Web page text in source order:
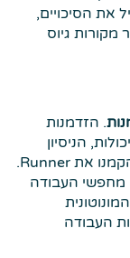
את הסיכויים,
מקורות גיוס
. הזדמנות
הניסיון
והערך שהוא מביא איתו. מתוך ההבנה הזו הקמנו את Runner.
מחפשי העבודה
העבודה